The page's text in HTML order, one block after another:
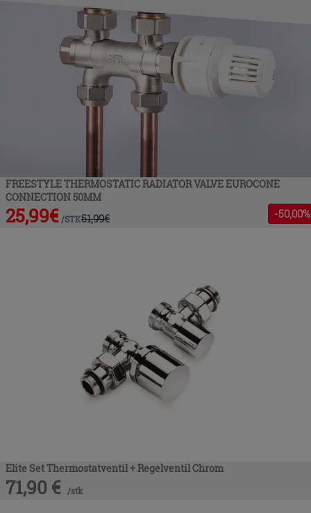
FREESTYLE THERMOSTATIC RADIATOR VALVE EUROCONE
CONNECTION 50MM
25,99€ /STK51,99€ -50,00%
Elite Set Thermostatventil + Regelventil Chrom
71,90 € /stk